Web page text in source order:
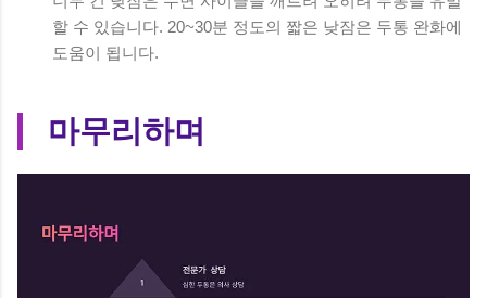
할 수 있습니다. 20~30분 정도의 짧은 낮잠은 두통 완화에
도움이 됩니다.
마무리하며